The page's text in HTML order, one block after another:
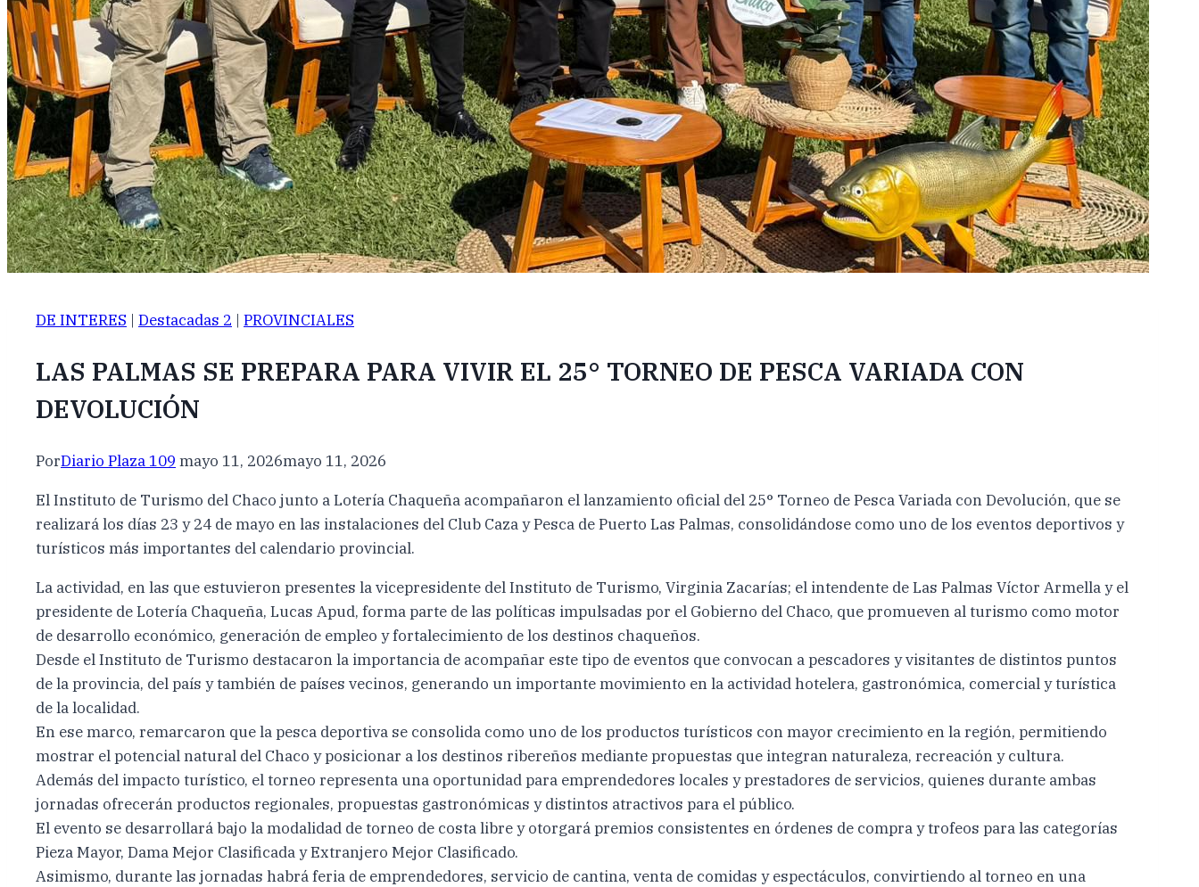
DE INTERES | Destacadas 2 | PROVINCIALES
LAS PALMAS SE PREPARA PARA VIVIR EL 25° TORNEO DE PESCA VARIADA CON
DEVOLUCIÓN
PorDiario Plaza 109 mayo 11, 2026mayo 11, 2026
El Instituto de Turismo del Chaco junto a Lotería Chaqueña acompañaron el lanzamiento oficial del 25° Torneo de Pesca Variada con Devolución, que se
realizará los días 23 y 24 de mayo en las instalaciones del Club Caza y Pesca de Puerto Las Palmas, consolidándose como uno de los eventos deportivos y
turísticos más importantes del calendario provincial.
La actividad, en las que estuvieron presentes la vicepresidente del Instituto de Turismo, Virginia Zacarías; el intendente de Las Palmas Víctor Armella y el
presidente de Lotería Chaqueña, Lucas Apud, forma parte de las políticas impulsadas por el Gobierno del Chaco, que promueven al turismo como motor
de desarrollo económico, generación de empleo y fortalecimiento de los destinos chaqueños.
Desde el Instituto de Turismo destacaron la importancia de acompañar este tipo de eventos que convocan a pescadores y visitantes de distintos puntos
de la provincia, del país y también de países vecinos, generando un importante movimiento en la actividad hotelera, gastronómica, comercial y turística
de la localidad.
En ese marco, remarcaron que la pesca deportiva se consolida como uno de los productos turísticos con mayor crecimiento en la región, permitiendo
mostrar el potencial natural del Chaco y posicionar a los destinos ribereños mediante propuestas que integran naturaleza, recreación y cultura.
Además del impacto turístico, el torneo representa una oportunidad para emprendedores locales y prestadores de servicios, quienes durante ambas
jornadas ofrecerán productos regionales, propuestas gastronómicas y distintos atractivos para el público.
El evento se desarrollará bajo la modalidad de torneo de costa libre y otorgará premios consistentes en órdenes de compra y trofeos para las categorías
Pieza Mayor, Dama Mejor Clasificada y Extranjero Mejor Clasificado.
Asimismo, durante las jornadas habrá feria de emprendedores, servicio de cantina, venta de comidas y espectáculos, convirtiendo al torneo en una